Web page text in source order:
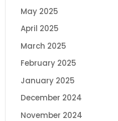
May 2025
April 2025
March 2025
February 2025
January 2025
December 2024
November 2024